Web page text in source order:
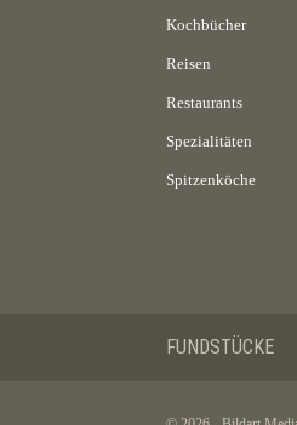
Kochbücher
Reisen
Restaurants
Spezialitäten
Spitzenköche
FUNDSTÜCKE